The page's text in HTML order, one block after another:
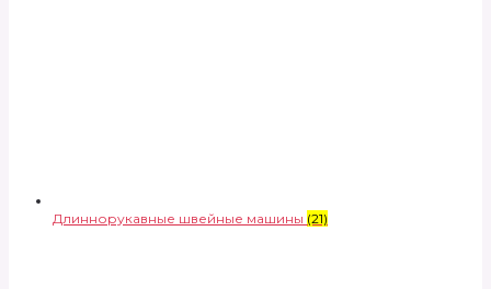
Длиннорукавные швейные машины (21)